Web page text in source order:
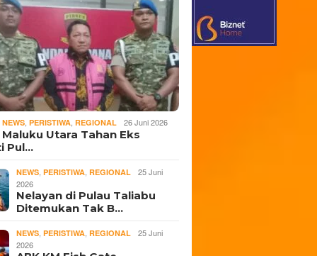
,NEWS ,PERISTIWA ,REGIONAL 26 Juni 2026
Utara Tahan Eks
Pul…
NEWS ,PERISTIWA ,REGIONAL
25 Juni
2026
Nelayan di Pulau Taliabu
Ditemukan Tak B…
NEWS ,PERISTIWA ,REGIONAL
25 Juni
2026